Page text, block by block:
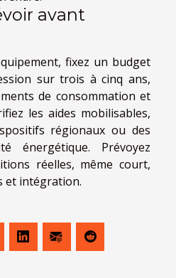
avant
fixez un budget
sur trois à cinq ans,
de consommation et
les aides mobilisables,
régionaux ou des
énergétique. Prévoyez
réelles, même court,
et intégration.